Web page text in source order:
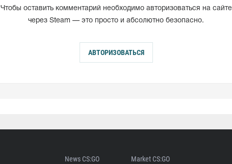
Чтобы оставить комментарий необходимо авторизоваться на сайте
через Steam — это просто и абсолютно безопасно.
АВТОРИЗОВАТЬСЯ
News CS:GO Market CS:GO